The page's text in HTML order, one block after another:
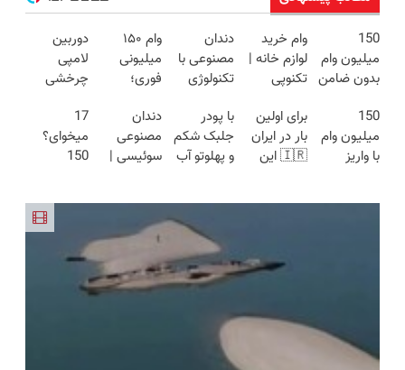
150
میلیون وام
بدون ضامن
برای خرید
گوشی
وام خرید
لوازم خانه |
تکنوپی
دندان
مصنوعی با
تکنولوژی
سوئیسی
🇨🇭
وام ۱۵۰
میلیونی
فوری؛
حداقلی و
بازپرداخت
دوساله
دوربین
لامپی
چرخشی
فقط امروز
حراج شد🔥
پرداخت
150
میلیون وام
با واریز
برای اولین
بار در ایران
🇮🇷 این
با پودر
جلبک شکم
و پهلوتو آب
دندان
مصنوعی
سوئیسی |
ویزیت
رایگان+پرداخت
اقساطی😍
17
میخوای؟
150
نارنجیشو
بخر😍